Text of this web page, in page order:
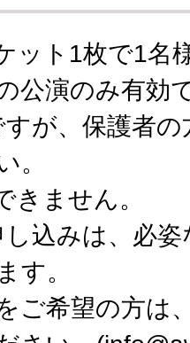
ット1枚で1名
公演のみ有効
が、保護者
。
きません。
込みは、必
す。
ご希望の方は